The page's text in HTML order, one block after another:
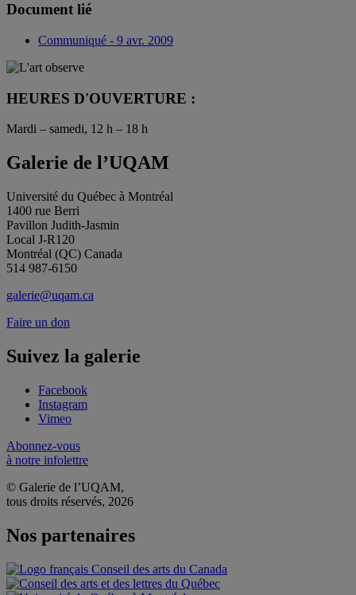
Document lié
Communiqué - 9 avr. 2009
HEURES D'OUVERTURE :
Mardi – samedi, 12 h – 18 h
Galerie de l’UQAM
Université du Québec à Montréal
1400 rue Berri
Pavillon Judith-Jasmin
Local J-R120
Montréal (QC) Canada
514 987-6150
galerie@uqam.ca
Faire un don
Suivez la galerie
Facebook
Instagram
Vimeo
Abonnez-vous
à notre infolettre
© Galerie de l’UQAM,
tous droits réservés, 2026
Nos partenaires